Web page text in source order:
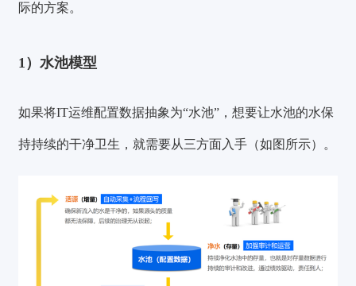
际的方案。
1）水池模型
如果将IT运维配置数据抽象为“水池”，想要让水池的水保
持持续的干净卫生，就需要从三方面入手（如图所示）。